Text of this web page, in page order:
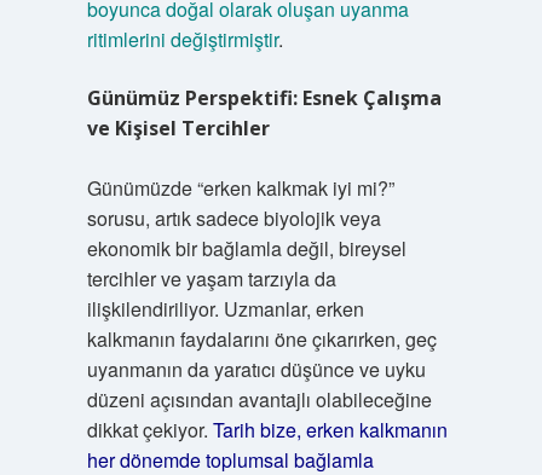
boyunca doğal olarak oluşan uyanma
ritimlerini değiştirmiştir.
Günümüz Perspektifi: Esnek Çalışma
ve Kişisel Tercihler
Günümüzde “erken kalkmak iyi mi?”
sorusu, artık sadece biyolojik veya
ekonomik bir bağlamla değil, bireysel
tercihler ve yaşam tarzıyla da
ilişkilendiriliyor. Uzmanlar, erken
kalkmanın faydalarını öne çıkarırken, geç
uyanmanın da yaratıcı düşünce ve uyku
düzeni açısından avantajlı olabileceğine
dikkat çekiyor. Tarih bize, erken kalkmanın
her dönemde toplumsal bağlamla